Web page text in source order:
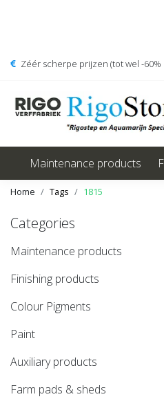
Zéér scherpe prijzen (tot wel -60%
Maintenance products
Home Tags 1815
Categories
Maintenance products
Finishing products
Colour Pigments
Paint
Auxiliary products
Farm pads & sheds